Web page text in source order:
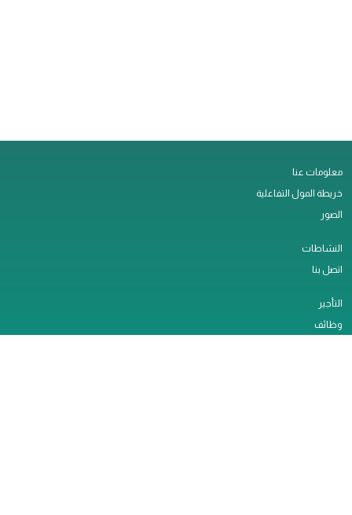
معلومات عنا
خريطة المول التفاعلية
الصور
النشاطات
اتصل بنا
التأجير
وظائف